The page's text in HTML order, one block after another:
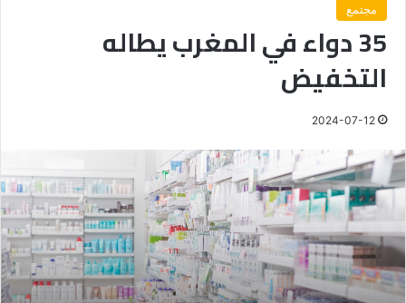
مجتمع
35 دواء في المغرب يطاله
التخفيض
2024-07-12